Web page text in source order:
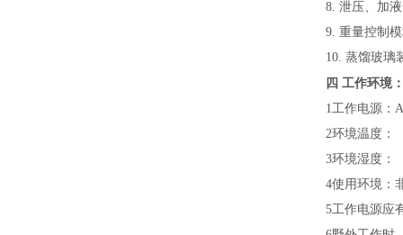
8. 泄压、加
9. 重量控制
10. 蒸馏玻璃
四 工作环境
1工作电源：
2环境温度：
3环境湿度：
4使用环境：
5工作电源应